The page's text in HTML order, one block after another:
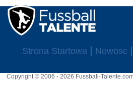
Strona Startowa Nowosc
Copyright © 2006 - 2026 Fussball-